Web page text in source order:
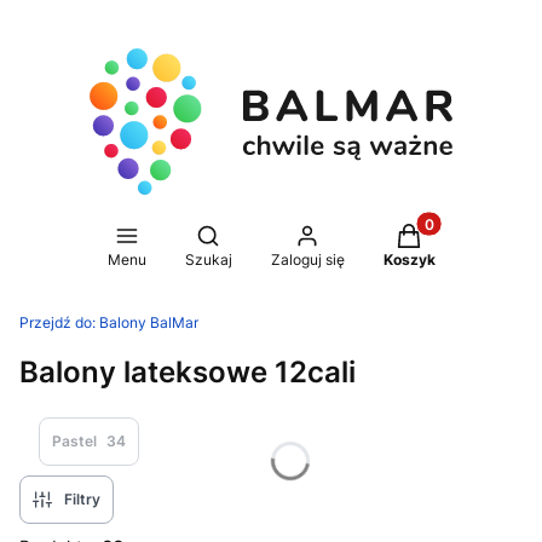
Menu
Otwórz wyszukiwarkę
Szukaj Zaloguj się
Produkty w
Koszyk
Przejdź do: Balony BalMar
Balony lateksowe 12cali
Pastel 34
Filtry